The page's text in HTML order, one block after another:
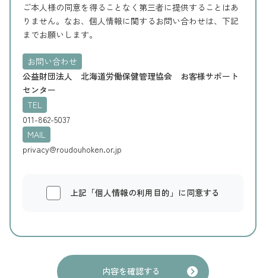
ご本人様の同意を得ることなく第三者に提供することはあ
りません。なお、個人情報に関するお問い合わせは、下記
までお願いします。
お問い合わせ
公益財団法人 北海道労働保健管理協会 お客様サポート
センター
TEL
011-862-5037
MAIL
privacy@roudouhoken.or.jp
上記「個人情報の利用目的」に同意する
内容を確認する